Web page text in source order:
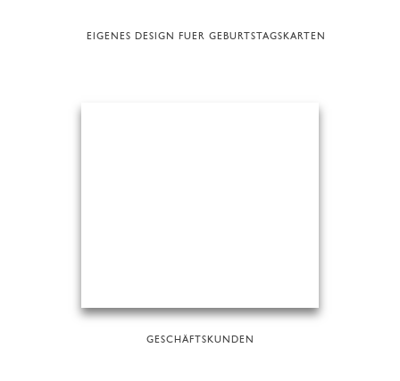
EIGENES DESIGN FUER GEBURTSTAGSKARTEN
GESCHÄFTSKUNDEN